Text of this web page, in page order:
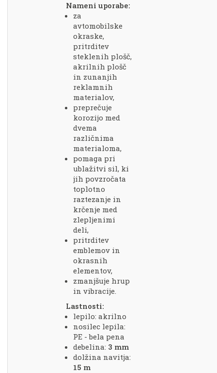
Nameni uporabe:
za
avtomobilske
okraske,
pritrditev
steklenih plošč,
akrilnih plošč
in zunanjih
reklamnih
materialov,
preprečuje
korozijo med
dvema
različnima
materialoma,
pomaga pri
ublažitvi sil, ki
jih povzročata
toplotno
raztezanje in
krčenje med
zlepljenimi
deli,
pritrditev
emblemov in
okrasnih
elementov,
zmanjšuje hrup
in vibracije.
Lastnosti:
lepilo: akrilno
nosilec lepila:
PE - bela pena
debelina: 3 mm
dolžina navitja:
15 m